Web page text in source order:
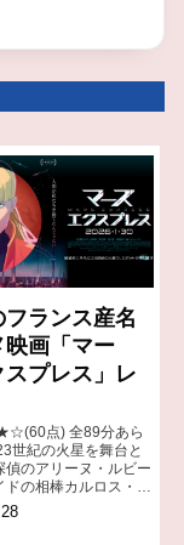
フランス産名
映画「マー
スプレス」レ
点) 全89分あら
世紀の火星を舞台と
偵のアリーヌ・ルビー
ドの相棒カルロス・リ
門大学の学生2人が行
た事件の解決を任され